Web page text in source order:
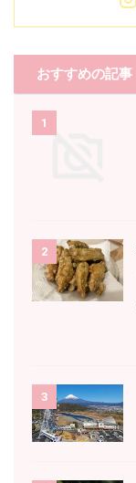
おすすめの記事
1
2
3